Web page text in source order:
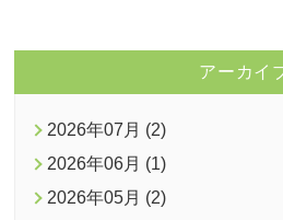
アーカイ
2026年07月 (2)
2026年06月 (1)
2026年05月 (2)